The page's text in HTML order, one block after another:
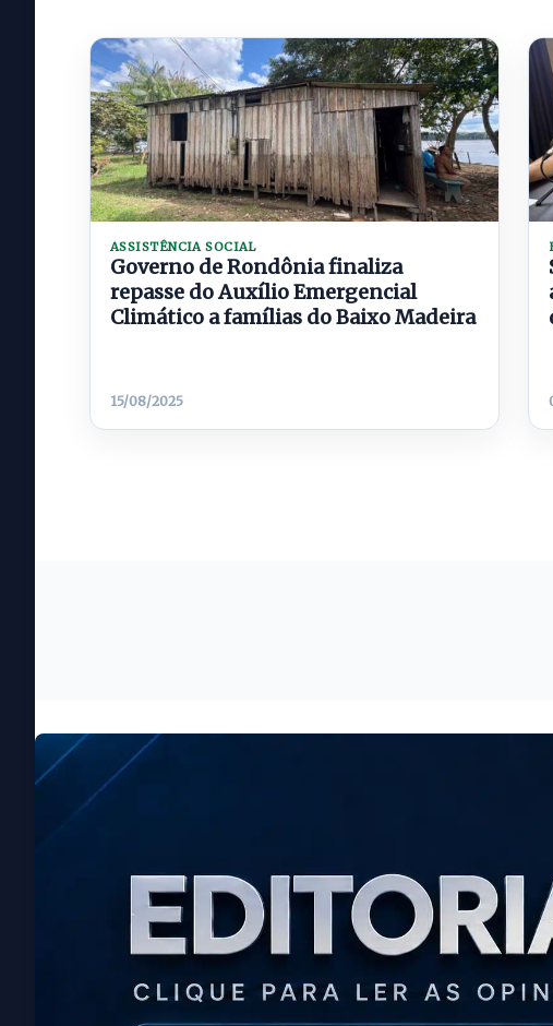
ASSISTÊNCIA SOCIAL
Governo de Rondônia finaliza
repasse do Auxílio Emergencial
Climático a famílias do Baixo Madeira
15/08/2025